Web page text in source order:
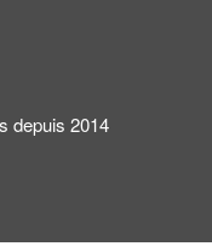
depuis 2014